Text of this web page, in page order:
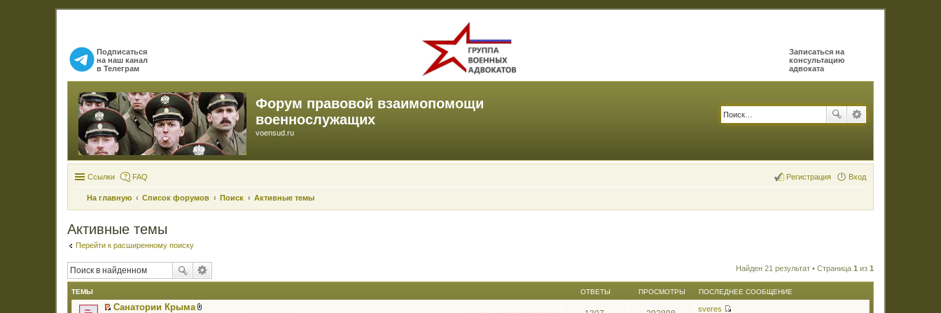
Подписаться
на наш канал
в Телеграм
Записаться на
консультацию
адвоката
Форум правовой взаимопомощи
военнослужащих
voensud.ru
Ссылки FAQ Вход
Регистрация
На главную Список форумов Поиск Активные темы
Активные темы
Перейти к расширенному поиску
Найден 21 результат • Страница 1 из 1
ТЕМЫ ОТВЕТЫ ПРОСМОТРЫ ПОСЛЕДНЕЕ СООБЩЕНИЕ
Санатории Крыма
sveres